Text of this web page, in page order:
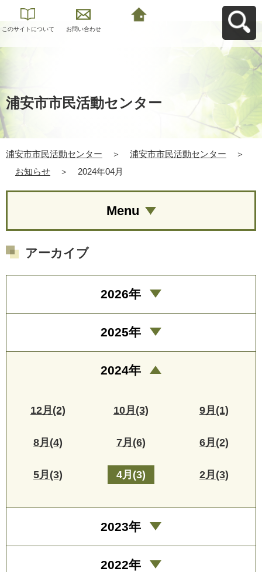
このサイトについて お問い合わせ
浦安市市民活動センター
浦安市市民活動センター ＞ 浦安市市民活動センター
＞
お知らせ
＞ 2024年04月
Menu
アーカイブ
2026年
2025年
2024年
12月(2) 10月(3) 9月(1)
8月(4) 7月(6) 6月(2)
5月(3) 4月(3) 2月(3)
2023年
2022年